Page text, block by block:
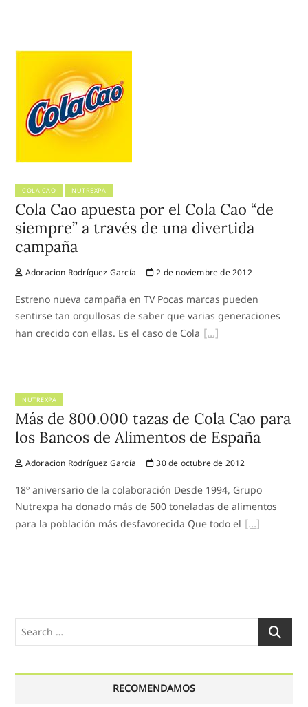
COLA CAO NUTREXPA
Cola Cao apuesta por el Cola Cao “de
siempre” a través de una divertida
campaña
Adoracion Rodríguez García 2 de noviembre de 2012
Estreno nueva campaña en TV Pocas marcas pueden
sentirse tan orgullosas de saber que varias generaciones
han crecido con ellas. Es el caso de Cola
NUTREXPA
Más de 800.000 tazas de Cola Cao para
los Bancos de Alimentos de España
Adoracion Rodríguez García 30 de octubre de 2012
18º aniversario de la colaboración Desde 1994, Grupo
Nutrexpa ha donado más de 500 toneladas de alimentos
para la población más desfavorecida Que todo el
Search
RECOMENDAMOS